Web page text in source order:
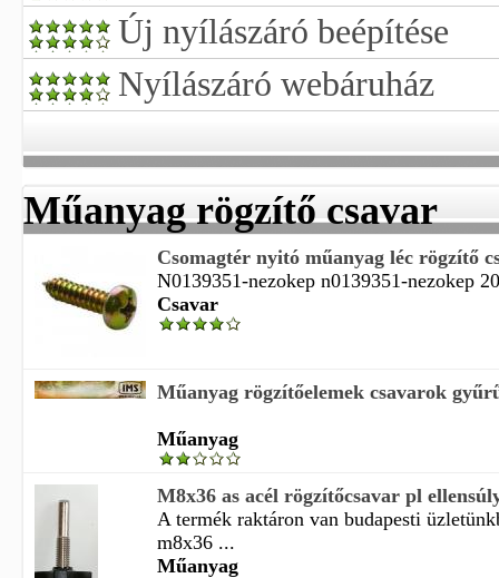
Új nyílászáró beépítése
Nyílászáró webáruház
Műanyag rögzítő csavar
Csomagtér nyitó műanyag léc rögzítő
N0139351-nezokep n0139351-nezokep
Csavar
Műanyag rögzítőelemek csavarok
Műanyag
M8x36 as acél rögzítőcsavar pl
A termék raktáron van budapesti
m8x36 ...
Műanyag